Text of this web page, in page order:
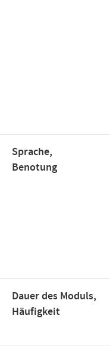
Sprache,
Benotung
Dauer des Moduls,
Häufigkeit